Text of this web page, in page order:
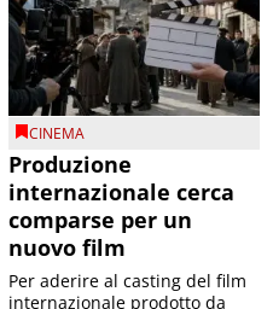
CINEMA
Produzione
internazionale cerca
comparse per un
nuovo film
Per aderire al casting del film
internazionale prodotto da